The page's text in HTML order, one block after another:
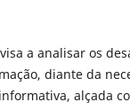
a analisar os
diante da
alçada